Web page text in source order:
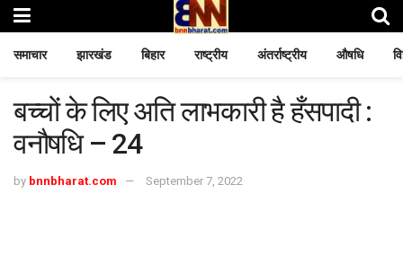
समाचार झारखंड बिहार राष्ट्रीय अंतर्राष्ट्रीय औषधि
बच्चों के लिए अति लाभकारी है हँसपादी :
वनौषधि – 24
by bnnbharat.com September 7, 2022